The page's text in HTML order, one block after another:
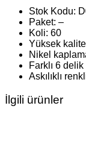
Stok Kodu:
Paket: –
Koli: 60
Yüksek kalite
Nikel
Farklı 6
Askılıklı
İlgili ürünler